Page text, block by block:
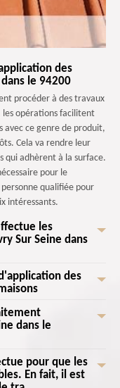
des
le 94200
procéder à des travaux
opérations facilitent
avec ce genre de produit,
Cela va rendre leur
qui adhèrent à la surface.
pour le
qualifiée pour
intéressants.
les
Sur Seine dans
pour que les toits des
de procéder à des
permettent de
Elles préservent aussi
des fuites et des
qui sont difficiles, il est
l'image de Landouer
en la matière.
des
prévenir les fuites sur les
former une couche
la toiture. Ainsi, on peut
causés par l'eau à
dans le
sont indispensables
sont les professionnels
pour que les
En fait, il est